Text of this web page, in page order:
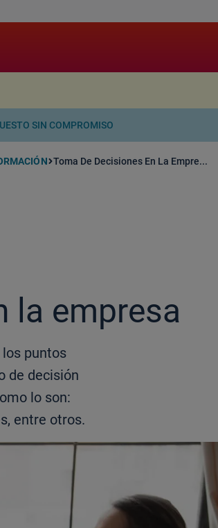
SIN COMPROMISO
Toma De Decisiones En La Empre...
la empresa
puntos
de decisión
lo son:
entre otros.